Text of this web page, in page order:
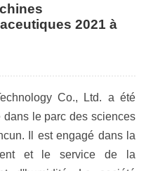
2021 à
Co., Ltd. a été
le parc des sciences
Il est engagé dans la
et le service de la